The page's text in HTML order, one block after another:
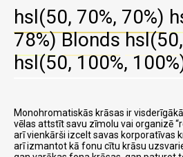
hsl(50, 70%, 70%)
78%) Blonds
hsl(50, 100%,
Monohromatiskās krāsas ir
vēlas attstīt savu zīmolu vai organizē
arī vienkārši izcelt savas korporatīvas
arī izmantot kā fonu cītu krāsu